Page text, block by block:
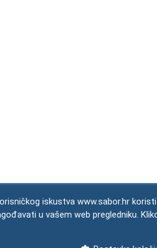
iskustva www.sabor.hr
u vašem web pregledniku.